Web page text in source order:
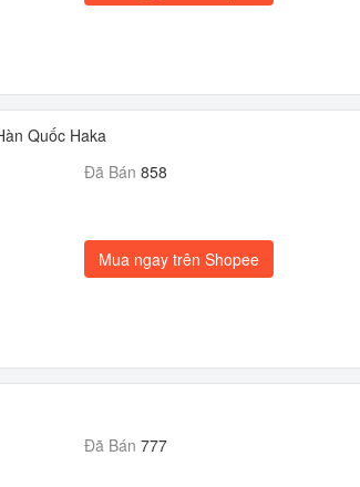
Quốc Haka
Đã Bán 858
Mua ngay trên Shopee
Đã Bán 777